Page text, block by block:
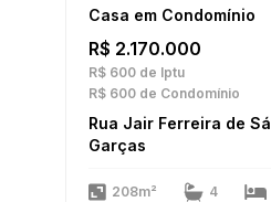
Casa em Condomínio
R$ 2.170.000
R$ 600 de Iptu
R$ 600 de Condomínio
Rua Jair Ferreira de Sá
Garças
208m² 4